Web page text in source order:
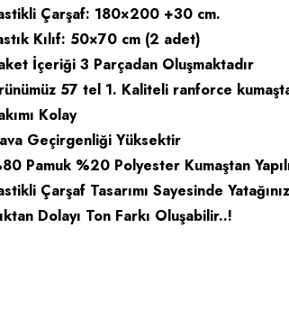
Çarşaf: 180×200 +30 cm.
Kılıf: 50×70 cm (2 adet)
İçeriği 3 Parçadan Oluşmaktadır
57 tel 1. Kaliteli ranforce
Kolay
Geçirgenliği Yüksektir
Pamuk %20 Polyester Kumaştan
Çarşaf Tasarımı Sayesinde
Dolayı Ton Farkı Oluşabilir..!